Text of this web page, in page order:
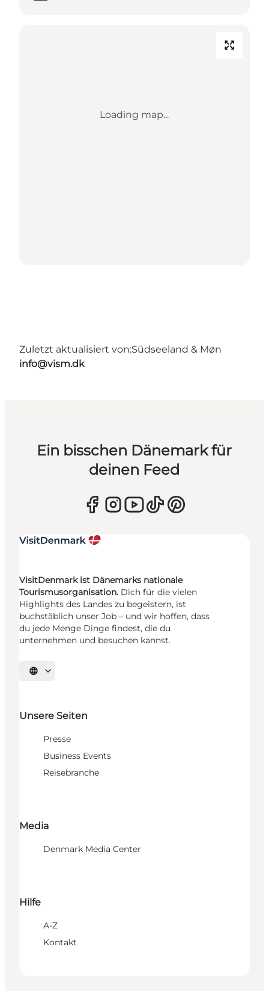
Loading map...
Zuletzt aktualisiert von:Südseeland & Møn
info@vism.dk
Ein bisschen Dänemark für
deinen Feed
VisitDenmark ist Dänemarks nationale
Tourismusorganisation. Dich für die vielen
Highlights des Landes zu begeistern, ist
buchstäblich unser Job – und wir hoffen, dass
du jede Menge Dinge findest, die du
unternehmen und besuchen kannst.
Sprache auswählen
Unsere Seiten
Presse
Business Events
Reisebranche
Media
Denmark Media Center
Hilfe
A-Z
Kontakt